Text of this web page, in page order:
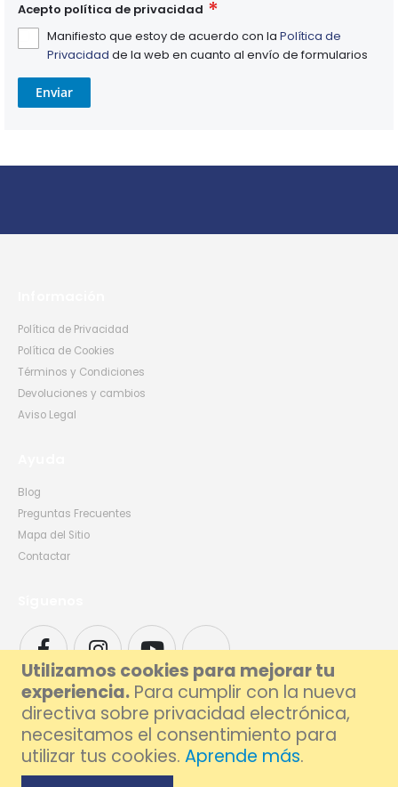
Utilizamos cookies para mejorar tu
experiencia. Para cumplir con la nueva
directiva sobre privacidad electrónica,
necesitamos el consentimiento para
utilizar tus cookies. Aprende más.
Acepto política de privacidad
Manifiesto que estoy de acuerdo con la Política de
Privacidad de la web en cuanto al envío de formularios
Enviar
Política de Privacidad
Política de Cookies
Términos y Condiciones
Devoluciones y cambios
Aviso Legal
Blog
Preguntas Frecuentes
Mapa del Sitio
Contactar
© 2026 Foxlive - Especialistas en Reparación de Móviles y Ordenadores en